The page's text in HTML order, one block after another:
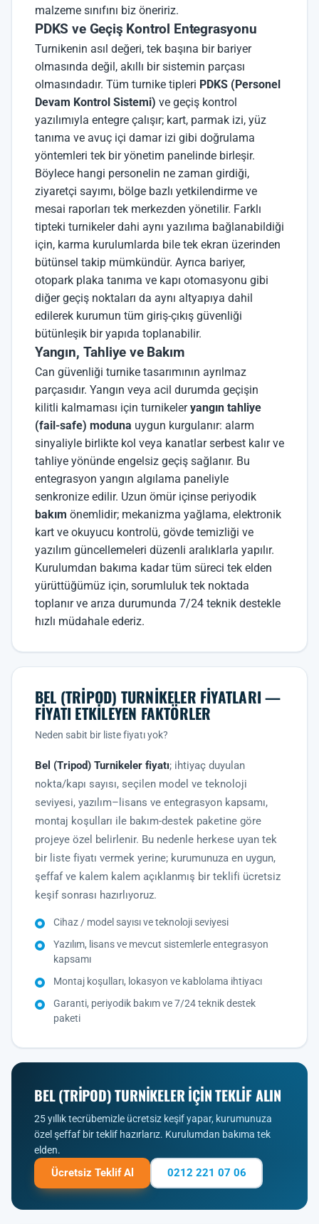
malzeme sınıfını biz öneririz.
PDKS ve Geçiş Kontrol Entegrasyonu
Turnikenin asıl değeri, tek başına bir bariyer
olmasında değil, akıllı bir sistemin parçası
olmasındadır. Tüm turnike tipleri PDKS (Personel
Devam Kontrol Sistemi) ve geçiş kontrol
yazılımıyla entegre çalışır; kart, parmak izi, yüz
tanıma ve avuç içi damar izi gibi doğrulama
yöntemleri tek bir yönetim panelinde birleşir.
Böylece hangi personelin ne zaman girdiği,
ziyaretçi sayımı, bölge bazlı yetkilendirme ve
mesai raporları tek merkezden yönetilir. Farklı
tipteki turnikeler dahi aynı yazılıma bağlanabildiği
için, karma kurulumlarda bile tek ekran üzerinden
bütünsel takip mümkündür. Ayrıca bariyer,
otopark plaka tanıma ve kapı otomasyonu gibi
diğer geçiş noktaları da aynı altyapıya dahil
edilerek kurumun tüm giriş-çıkış güvenliği
bütünleşik bir yapıda toplanabilir.
Yangın, Tahliye ve Bakım
Can güvenliği turnike tasarımının ayrılmaz
parçasıdır. Yangın veya acil durumda geçişin
kilitli kalmaması için turnikeleryangın tahliye
(fail-safe) moduna uygun kurgulanır: alarm
sinyaliyle birlikte kol veya kanatlar serbest kalır ve
tahliye yönünde engelsiz geçiş sağlanır. Bu
entegrasyon yangın algılama paneliyle
senkronize edilir. Uzun ömür içinse periyodik
bakım önemlidir; mekanizma yağlama, elektronik
kart ve okuyucu kontrolü, gövde temizliği ve
yazılım güncellemeleri düzenli aralıklarla yapılır.
Kurulumdan bakıma kadar tüm süreci tek elden
yürüttüğümüz için, sorumluluk tek noktada
toplanır ve arıza durumunda 7/24 teknik destekle
hızlı müdahale ederiz.
BEL (TRIPOD) TURNIKELER FIYATLARI —
FIYATI ETKILEYEN FAKTÖRLER
Neden sabit bir liste fiyatı yok?
Bel (Tripod) Turnikeler fiyatı; ihtiyaç duyulan
nokta/kapı sayısı, seçilen model ve teknoloji
seviyesi, yazılım–lisans ve entegrasyon kapsamı,
montaj koşulları ile bakım-destek paketine göre
projeye özel belirlenir. Bu nedenle herkese uyan tek
bir liste fiyatı vermek yerine; kurumunuza en uygun,
şeffaf ve kalem kalem açıklanmış bir teklifi ücretsiz
keşif sonrası hazırlıyoruz.
Cihaz / model sayısı ve teknoloji seviyesi
Yazılım, lisans ve mevcut sistemlerle entegrasyon
kapsamı
Montaj koşulları, lokasyon ve kablolama ihtiyacı
Garanti, periyodik bakım ve 7/24 teknik destek
paketi
BEL (TRIPOD) TURNIKELER IÇIN TEKLIF ALIN
25 yıllık tecrübemizle ücretsiz keşif yapar, kurumunuza
özel şeffaf bir teklif hazırlarız. Kurulumdan bakıma tek
elden.
Ücretsiz Teklif Al 0212 221 07 06